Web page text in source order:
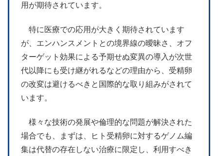
用が期待されています。
特に医療での応用が大きく期待されています
が、エンハンスメントとの境界線の曖昧さ、オフ
ターゲット効果による予期せぬ変異の導入が次世
代以降にも受け継がれるなどの理由から、受精卵
の改変は避けるべきと国際的な取り組みがされて
います。
様々な技術の発展や倫理的な問題が解決された
場合でも、まずは、ヒト受精卵に対するゲノム編
集は代替の存在しない治療に限定し、利用すべき